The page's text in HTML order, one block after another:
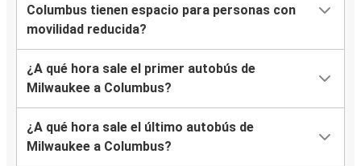
Columbus tienen espacio para personas con
movilidad reducida?
¿A qué hora sale el primer autobús de
Milwaukee a Columbus?
¿A qué hora sale el último autobús de
Milwaukee a Columbus?